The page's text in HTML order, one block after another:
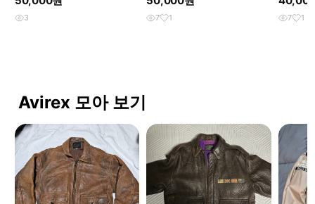
3 7 1 7 1
Avirex 모아 보기